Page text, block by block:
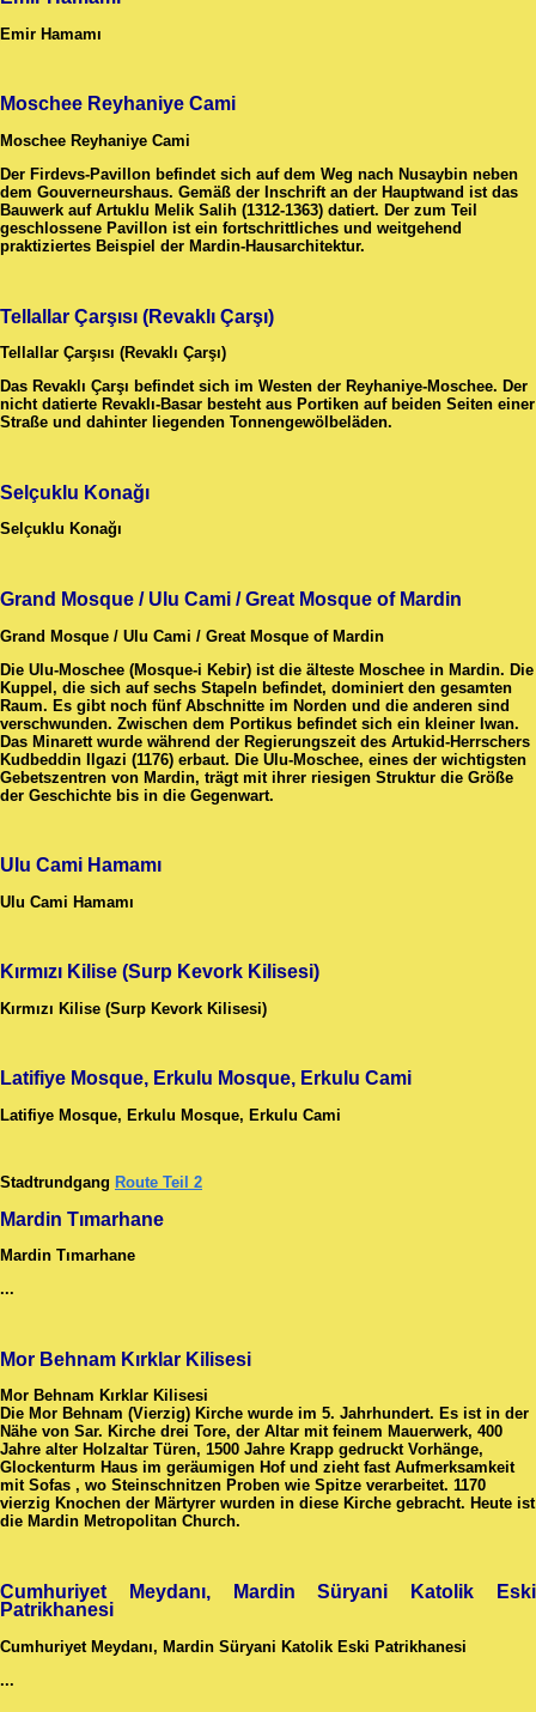
Emir Hamamı
Moschee Reyhaniye Cami
Moschee Reyhaniye Cami
Der Firdevs-Pavillon befindet sich auf dem Weg nach Nusaybin neben
dem Gouverneurshaus. Gemäß der Inschrift an der Hauptwand ist das
Bauwerk auf Artuklu Melik Salih (1312-1363) datiert. Der zum Teil
geschlossene Pavillon ist ein fortschrittliches und weitgehend
praktiziertes Beispiel der Mardin-Hausarchitektur.
Tellallar Çarşısı (Revaklı Çarşı)
Tellallar Çarşısı (Revaklı Çarşı)
Das Revaklı Çarşı befindet sich im Westen der Reyhaniye-Moschee. Der
nicht datierte Revaklı-Basar besteht aus Portiken auf beiden Seiten einer
Straße und dahinter liegenden Tonnengewölbeläden.
Selçuklu Konağı
Selçuklu Konağı
Grand Mosque / Ulu Cami / Great Mosque of Mardin
Grand Mosque / Ulu Cami / Great Mosque of Mardin
Die Ulu-Moschee (Mosque-i Kebir) ist die älteste Moschee in Mardin. Die
Kuppel, die sich auf sechs Stapeln befindet, dominiert den gesamten
Raum. Es gibt noch fünf Abschnitte im Norden und die anderen sind
verschwunden. Zwischen dem Portikus befindet sich ein kleiner Iwan.
Das Minarett wurde während der Regierungszeit des Artukid-Herrschers
Kudbeddin Ilgazi (1176) erbaut. Die Ulu-Moschee, eines der wichtigsten
Gebetszentren von Mardin, trägt mit ihrer riesigen Struktur die Größe
der Geschichte bis in die Gegenwart.
Ulu Cami Hamamı
Ulu Cami Hamamı
Kırmızı Kilise (Surp Kevork Kilisesi)
Kırmızı Kilise (Surp Kevork Kilisesi)
Latifiye Mosque, Erkulu Mosque, Erkulu Cami
Latifiye Mosque, Erkulu Mosque, Erkulu Cami
Stadtrundgang Route Teil 2
Mardin Tımarhane
Mardin Tımarhane
...
Mor Behnam Kırklar Kilisesi
Mor Behnam Kırklar Kilisesi
Die Mor Behnam (Vierzig) Kirche wurde im 5. Jahrhundert. Es ist in der
Nähe von Sar. Kirche drei Tore, der Altar mit feinem Mauerwerk, 400
Jahre alter Holzaltar Türen, 1500 Jahre Krapp gedruckt Vorhänge,
Glockenturm Haus im geräumigen Hof und zieht fast Aufmerksamkeit
mit Sofas , wo Steinschnitzen Proben wie Spitze verarbeitet. 1170
vierzig Knochen der Märtyrer wurden in diese Kirche gebracht. Heute ist
die Mardin Metropolitan Church.
Cumhuriyet Meydanı, Mardin Süryani Katolik Eski
Patrikhanesi
Cumhuriyet Meydanı, Mardin Süryani Katolik Eski Patrikhanesi
...